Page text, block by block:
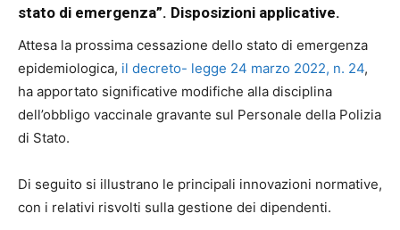
stato di emergenza”. Disposizioni applicative.
Attesa la prossima cessazione dello stato di emergenza
epidemiologica, il decreto- legge 24 marzo 2022, n. 24,
ha apportato significative modifiche alla disciplina
dell’obbligo vaccinale gravante sul Personale della Polizia
di Stato.
Di seguito si illustrano le principali innovazioni normative,
con i relativi risvolti sulla gestione dei dipendenti.